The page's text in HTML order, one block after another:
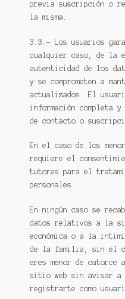
previa suscripción o
la misma.
3.3.- Los usuarios
cualquier caso, de la
autenticidad de los
y se comprometen a
actualizados. El
información completa
de contacto o
En el caso de los
requiere el
tutores para el
personales.
En ningún caso se
datos relativos a la
económica o a la
de la familia, sin el
eres menor de catorce
sitio web sin avisar a
registrarte como